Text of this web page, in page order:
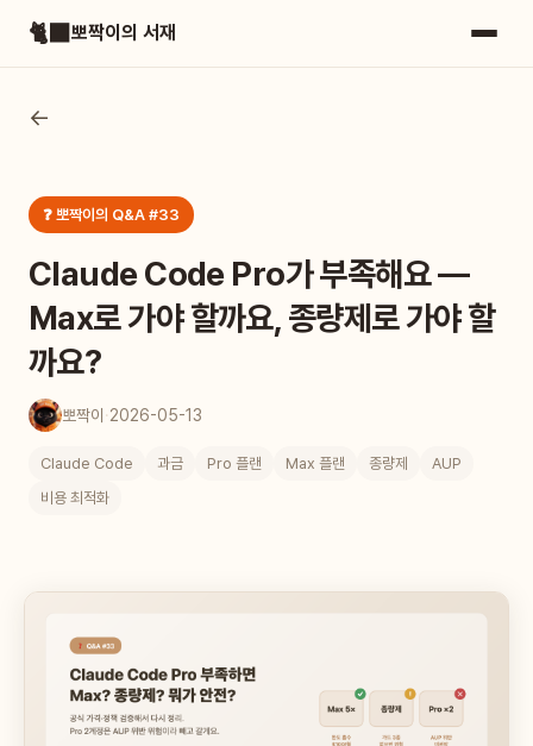
🐈‍⬛뽀짝이의 서재
←
❓ 뽀짝이의 Q&A #33
Claude Code Pro가 부족해요 —
Max로 가야 할까요, 종량제로 가야 할
까요?
뽀짝이·2026-05-13
Claude Code 과금 Pro 플랜 Max 플랜 종량제
AUP
비용 최적화